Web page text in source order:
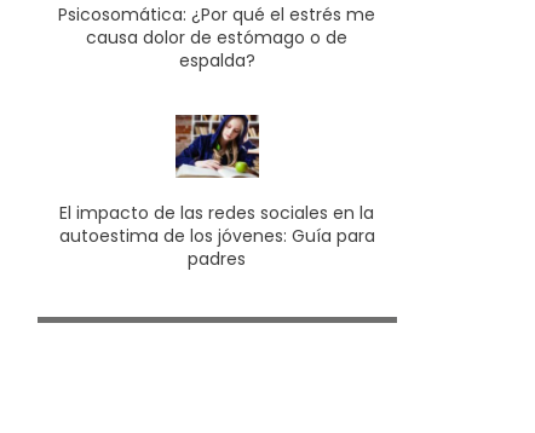
Psicosomática: ¿Por qué el estrés me
causa dolor de estómago o de
espalda?
El impacto de las redes sociales en la
autoestima de los jóvenes: Guía para
padres